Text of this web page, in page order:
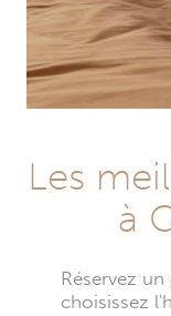
Les
à
Réservez
choisissez